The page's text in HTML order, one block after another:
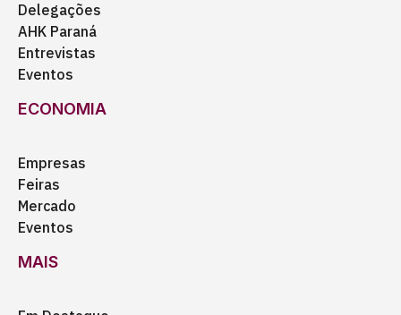
Delegações
AHK Paraná
Entrevistas
Eventos
ECONOMIA
Empresas
Feiras
Mercado
Eventos
MAIS